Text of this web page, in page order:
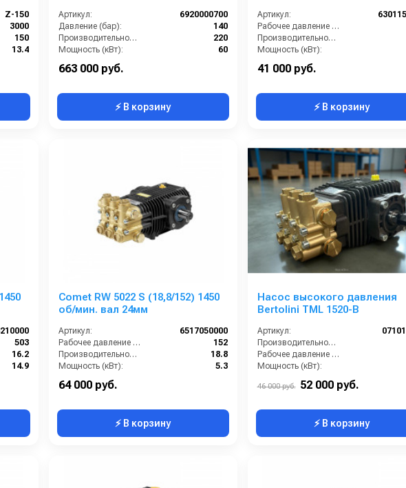
Z-150
3000
150
13.4
Артикул:
6920000700
Давление (бар):
140
Производительность (л/мин):
220
Мощность (кВт):
60
663 000 руб.
⚡ В корзину
п.в. HONDA
Артикул:
Рабочее давление (бар):
Производительность (л/мин):
Мощность (кВт):
41 000 руб.
⚡ В корзину
503
16.2
14.9
Comet RW 5022 S (18,8/152) 1450
об/мин. вал 24мм
Артикул:
6517050000
Рабочее давление (бар):
152
Производительность (л/мин):
18.8
Мощность (кВт):
5.3
64 000 руб.
⚡ В корзину
Насос высокого давления
Bertolini TML 1520-B
Артикул:
Производительность (л/мин):
Рабочее давление (бар):
Мощность (кВт):
46 000 руб. 52 000 руб.
⚡ В корзину